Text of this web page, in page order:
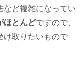
など複雑になってい
ほとんどですので、
け取りたいもので